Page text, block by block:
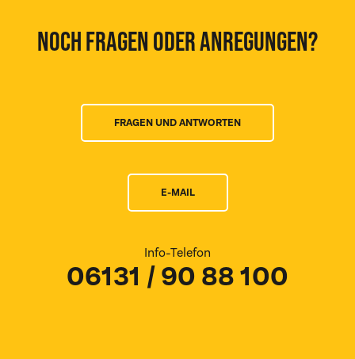
NOCH FRAGEN ODER ANREGUNGEN?
FRAGEN UND ANTWORTEN
E-MAIL
Info-Telefon
06131 / 90 88 100